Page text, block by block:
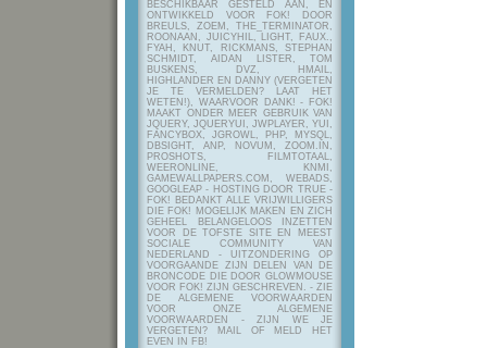
BESCHIKBAAR GESTELD AAN, EN
ONTWIKKELD VOOR FOK! DOOR
BREULS, ZOEM, THE_TERMINATOR,
ROONAAN, JUICYHIL, LIGHT, FAUX.,
FYAH, KNUT, RICKMANS, STEPHAN
SCHMIDT, AIDAN LISTER, TOM
BUSKENS, DVZ, HMAIL,
HIGHLANDER EN DANNY (VERGETEN
JE TE VERMELDEN? LAAT HET
WETEN!), WAARVOOR DANK! - FOK!
MAAKT ONDER MEER GEBRUIK VAN
JQUERY, JQUERYUI, JWPLAYER, YUI,
FANCYBOX, JGROWL, PHP, MYSQL,
DBSIGHT, ANP, NOVUM, ZOOM.IN,
PROSHOTS, FILMTOTAAL,
WEERONLINE, KNMI,
GAMEWALLPAPERS.COM, WEBADS,
GOOGLEAP - HOSTING DOOR TRUE -
FOK! BEDANKT ALLE VRIJWILLIGERS
DIE FOK! MOGELIJK MAKEN EN ZICH
GEHEEL BELANGELOOS INZETTEN
VOOR DE TOFSTE SITE EN MEEST
SOCIALE COMMUNITY VAN
NEDERLAND - UITZONDERING OP
VOORGAANDE ZIJN DELEN VAN DE
BRONCODE DIE DOOR GLOWMOUSE
VOOR FOK! ZIJN GESCHREVEN. - ZIE
DE ALGEMENE VOORWAARDEN
VOOR ONZE ALGEMENE
VOORWAARDEN - ZIJN WE JE
VERGETEN? MAIL OF MELD HET
EVEN IN FB!